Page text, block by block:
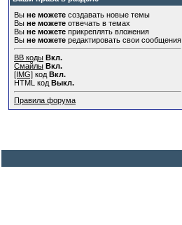
Вы не можете создавать новые темы
Вы не можете отвечать в темах
Вы не можете прикреплять вложения
Вы не можете редактировать свои сообщения
BB коды Вкл.
Смайлы Вкл.
[IMG] код Вкл.
HTML код Выкл.
Правила форума